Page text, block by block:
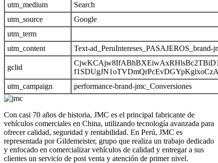
utm_medium
Search
utm_source
Google
utm_term
utm_content
Text-ad_PeruIntereses_PASAJEROS_brand-
gclid
utm_campaign
performance-brand-jmc_Conversiones
Con casi 70 años de historia, JMC es el principal fabricante de
vehículos comerciales en China, utilizando tecnología avanzada para
ofrecer calidad, seguridad y rentabilidad. En Perú, JMC es
representada por Gildemeister, grupo que realiza un trabajo dedicado
y enfocado en comercializar vehículos de calidad y entregar a sus
clientes un servicio de post venta y atención de primer nivel.